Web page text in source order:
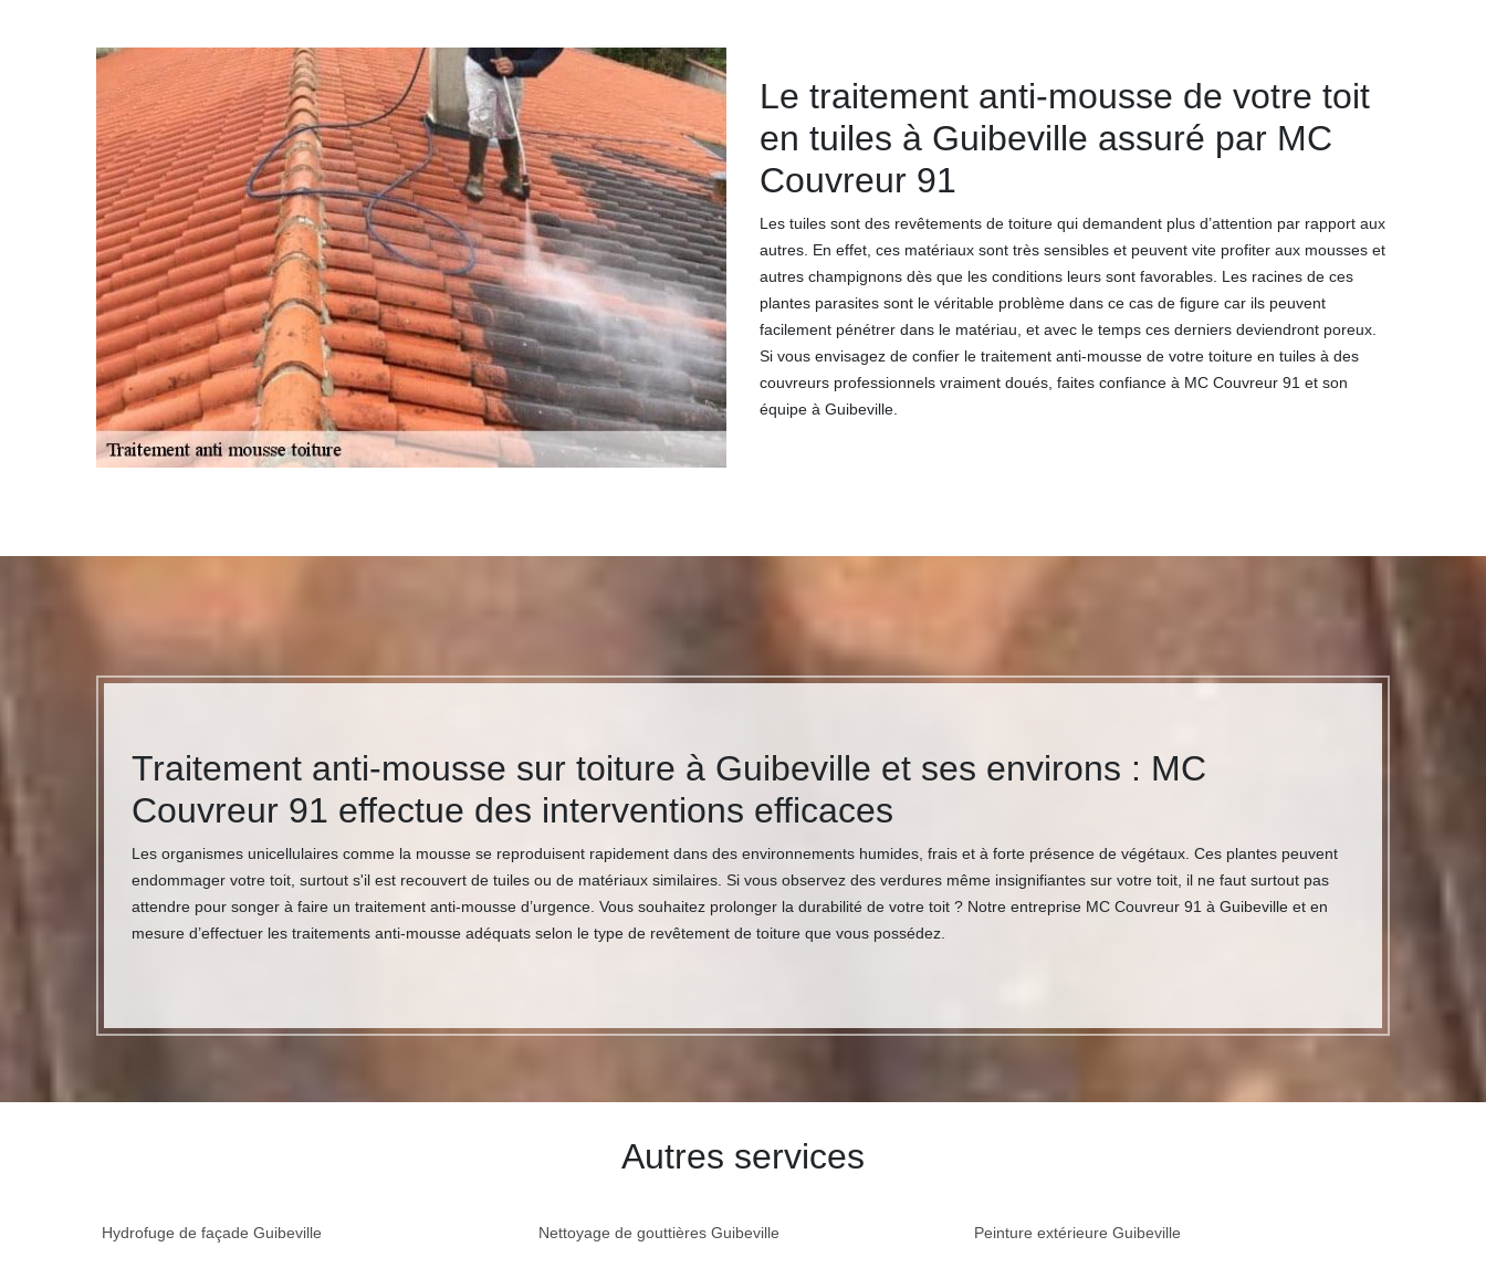
Le traitement anti-mousse de votre toit
en tuiles à Guibeville assuré par MC
Couvreur 91
Les tuiles sont des revêtements de toiture qui demandent plus d’attention par rapport aux
autres. En effet, ces matériaux sont très sensibles et peuvent vite profiter aux mousses et
autres champignons dès que les conditions leurs sont favorables. Les racines de ces
plantes parasites sont le véritable problème dans ce cas de figure car ils peuvent
facilement pénétrer dans le matériau, et avec le temps ces derniers deviendront poreux.
Si vous envisagez de confier le traitement anti-mousse de votre toiture en tuiles à des
couvreurs professionnels vraiment doués, faites confiance à MC Couvreur 91 et son
équipe à Guibeville.
Traitement anti-mousse sur toiture à Guibeville et ses environs : MC
Couvreur 91 effectue des interventions efficaces
Les organismes unicellulaires comme la mousse se reproduisent rapidement dans des environnements humides, frais et à forte présence de végétaux. Ces plantes peuvent
endommager votre toit, surtout s'il est recouvert de tuiles ou de matériaux similaires. Si vous observez des verdures même insignifiantes sur votre toit, il ne faut surtout pas
attendre pour songer à faire un traitement anti-mousse d’urgence. Vous souhaitez prolonger la durabilité de votre toit ? Notre entreprise MC Couvreur 91 à Guibeville et en
mesure d’effectuer les traitements anti-mousse adéquats selon le type de revêtement de toiture que vous possédez.
Autres services
Hydrofuge de façade Guibeville Nettoyage de gouttières Guibeville Peinture extérieure Guibeville